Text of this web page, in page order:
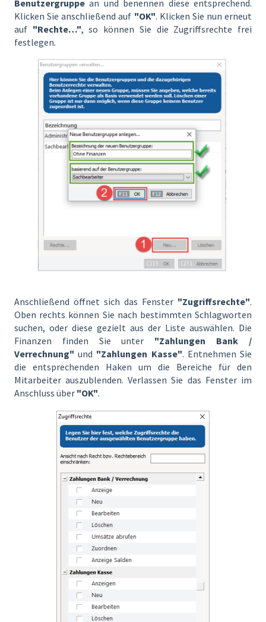
Benutzergruppe an und benennen diese entsprechend.
Klicken Sie anschließend auf "OK". Klicken Sie nun erneut
auf "Rechte…", so können Sie die Zugriffsrechte frei
festlegen.
Anschließend öffnet sich das Fenster "Zugriffsrechte".
Oben rechts können Sie nach bestimmten Schlagworten
suchen, oder diese gezielt aus der Liste auswählen. Die
Finanzen finden Sie unter "Zahlungen Bank /
Verrechnung" und "Zahlungen Kasse". Entnehmen Sie
die entsprechenden Haken um die Bereiche für den
Mitarbeiter auszublenden. Verlassen Sie das Fenster im
Anschluss über "OK".